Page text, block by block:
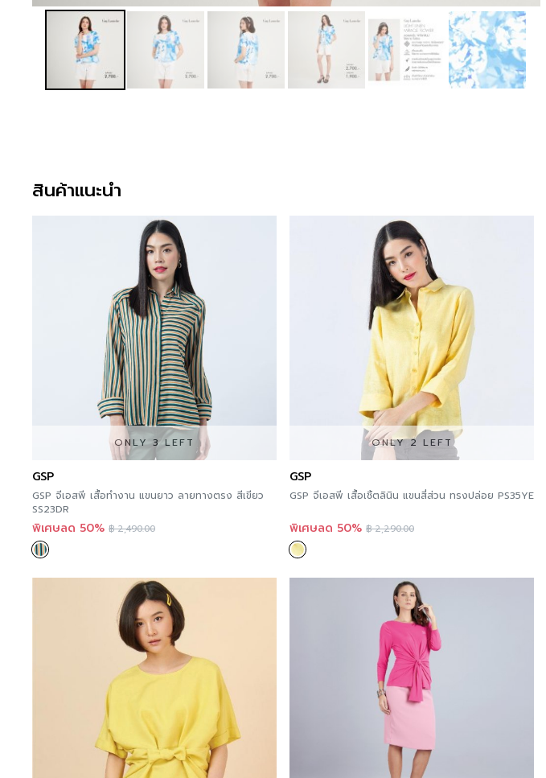
สินค้าแนะนำ
ONLY 3 LEFT
GSP
GSP จีเอสพี เสื้อทำงาน แขนยาว ลายทางตรง สีเขียว
SS23DR
พิเศษลด 50% ฿2,490.00
ONLY 2 LEFT
GSP
GSP จีเอสพี เสื้อเชิ้ตลินิน แขนสี่ส่วน ทรงปล่อย PS35YE
พิเศษลด 50% ฿2,290.00